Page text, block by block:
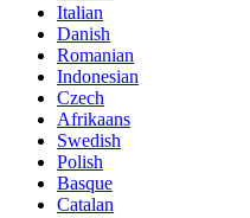
Italian
Danish
Romanian
Indonesian
Czech
Afrikaans
Swedish
Polish
Basque
Catalan